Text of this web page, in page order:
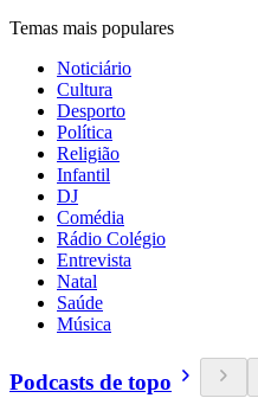
Temas mais populares
Noticiário
Cultura
Desporto
Política
Religião
Infantil
DJ
Comédia
Rádio Colégio
Entrevista
Natal
Saúde
Música
Podcasts de topo